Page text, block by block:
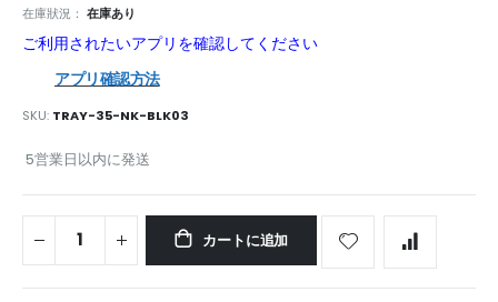
在庫狀況： 在庫あり
ご利用されたいアプリを確認してください
アプリ確認方法
SKU TRAY-35-NK-BLK03
5営業日以内に発送
カートに追加